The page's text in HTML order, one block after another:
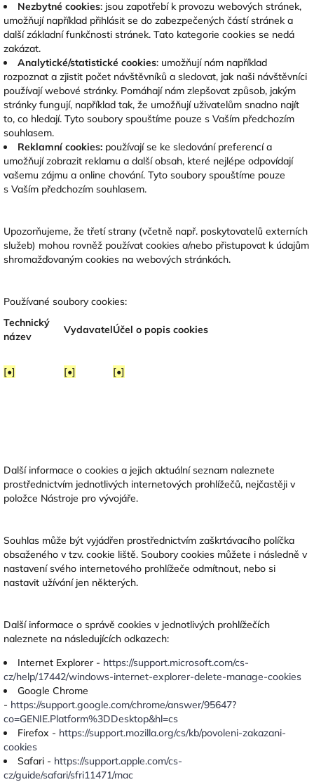
Nezbytné cookies: jsou zapotřebí k provozu webových stránek,
umožňují například přihlásit se do zabezpečených částí stránek a
další základní funkčnosti stránek. Tato kategorie cookies se nedá
zakázat.
Analytické/statistické cookies: umožňují nám například
rozpoznat a zjistit počet návštěvníků a sledovat, jak naši návštěvníci
používají webové stránky. Pomáhají nám zlepšovat způsob, jakým
stránky fungují, například tak, že umožňují uživatelům snadno najít
to, co hledají. Tyto soubory spouštíme pouze s Vaším předchozím
souhlasem.
Reklamní cookies: používají se ke sledování preferencí a
umožňují zobrazit reklamu a další obsah, které nejlépe odpovídají
vašemu zájmu a online chování. Tyto soubory spouštíme pouze
s Vaším předchozím souhlasem.
Upozorňujeme, že třetí strany (včetně např. poskytovatelů externích
služeb) mohou rovněž používat cookies a/nebo přistupovat k údajům
shromažďovaným cookies na webových stránkách.
Používané soubory cookies:
Technický
název
VydavatelÚčel o popis cookies
[•] [•] [•]
Další informace o cookies a jejich aktuální seznam naleznete
prostřednictvím jednotlivých internetových prohlížečů, nejčastěji v
položce Nástroje pro vývojáře.
Souhlas může být vyjádřen prostřednictvím zaškrtávacího políčka
obsaženého v tzv. cookie liště. Soubory cookies můžete i následně v
nastavení svého internetového prohlížeče odmítnout, nebo si
nastavit užívání jen některých.
Další informace o správě cookies v jednotlivých prohlížečích
naleznete na následujících odkazech:
Internet Explorer - https://support.microsoft.com/cs-
cz/help/17442/windows-internet-explorer-delete-manage-cookies
Google Chrome
- https://support.google.com/chrome/answer/95647?
co=GENIE.Platform%3DDesktop&hl=cs
Firefox - https://support.mozilla.org/cs/kb/povoleni-zakazani-
cookies
Safari - https://support.apple.com/cs-
cz/guide/safari/sfri11471/mac